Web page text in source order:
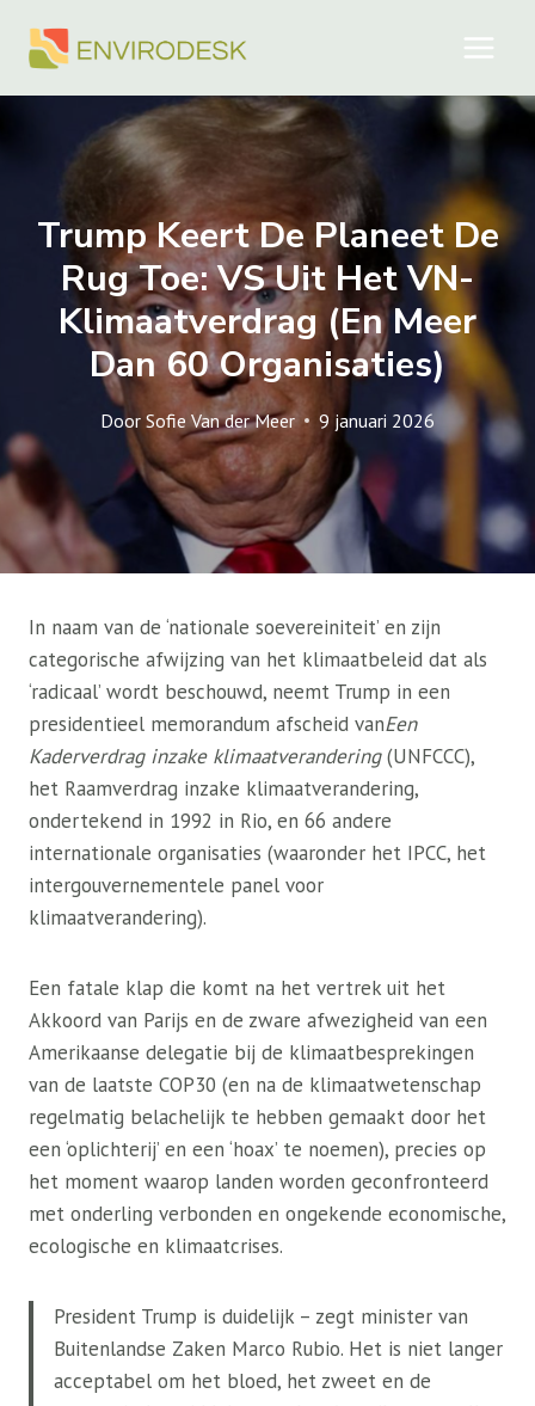
naar
Trump Keert De Planeet De
Rug Toe: VS Uit Het VN-
Klimaatverdrag (en Meer
Dan 60 Organisaties)
Door Sofie Van der Meer 9 januari 2026
In naam van de ‘nationale soevereiniteit’ en zijn
categorische afwijzing van het klimaatbeleid dat als
‘radicaal’ wordt beschouwd, neemt Trump in een
presidentieel memorandum afscheid vanEen
Kaderverdrag inzake klimaatverandering(UNFCCC),
het Raamverdrag inzake klimaatverandering,
ondertekend in 1992 in Rio, en 66 andere
internationale organisaties (waaronder het IPCC, het
intergouvernementele panel voor
klimaatverandering).
Een fatale klap die komt na het vertrek uit het
Akkoord van Parijs en de zware afwezigheid van een
Amerikaanse delegatie bij de klimaatbesprekingen
van de laatste COP30 (en na de klimaatwetenschap
regelmatig belachelijk te hebben gemaakt door het
een ‘oplichterij’ en een ‘hoax’ te noemen), precies op
het moment waarop landen worden geconfronteerd
met onderling verbonden en ongekende economische,
ecologische en klimaatcrises.
President Trump is duidelijk – zegt minister van
Buitenlandse Zaken Marco Rubio. Het is niet langer
acceptabel om het bloed, het zweet en de